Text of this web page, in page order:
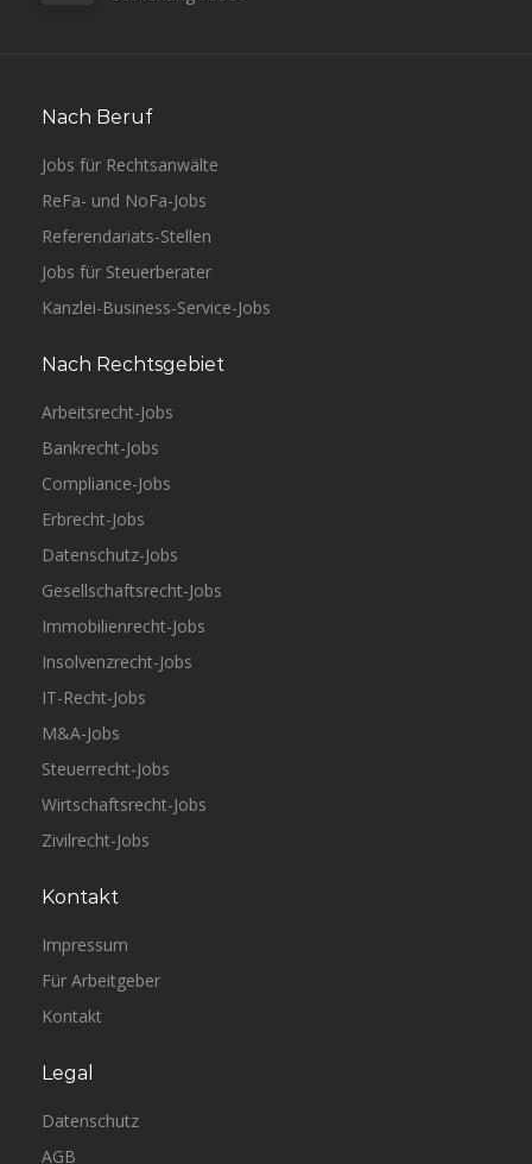
Nach Beruf
Jobs für Rechtsanwälte
ReFa- und NoFa-Jobs
Referendariats-Stellen
Jobs für Steuerberater
Kanzlei-Business-Service-Jobs
Nach Rechtsgebiet
Arbeitsrecht-Jobs
Bankrecht-Jobs
Compliance-Jobs
Erbrecht-Jobs
Datenschutz-Jobs
Gesellschaftsrecht-Jobs
Immobilienrecht-Jobs
Insolvenzrecht-Jobs
IT-Recht-Jobs
M&A-Jobs
Steuerrecht-Jobs
Wirtschaftsrecht-Jobs
Zivilrecht-Jobs
Kontakt
Impressum
Für Arbeitgeber
Kontakt
Legal
Datenschutz
AGB